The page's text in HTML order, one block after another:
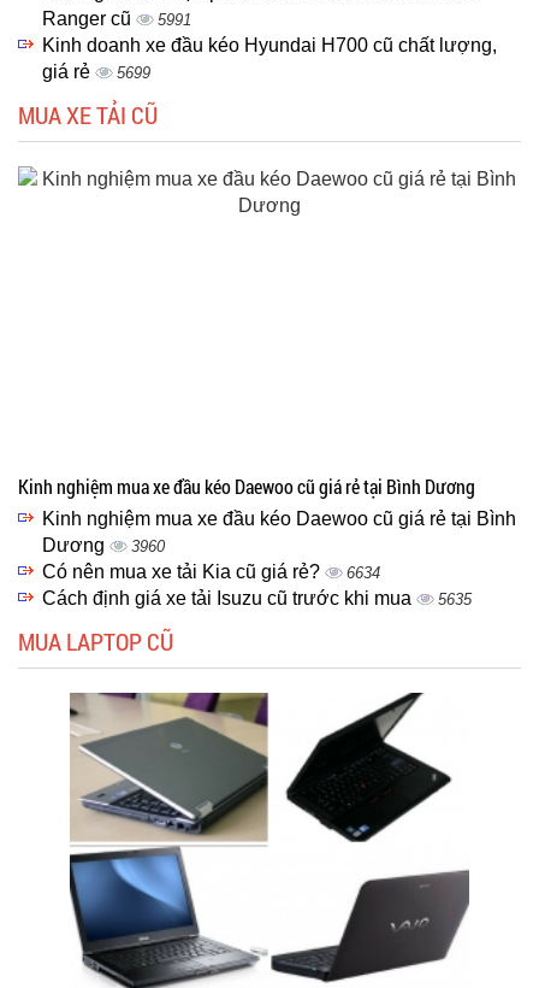
Ranger cũ
5991
Kinh doanh xe đầu kéo Hyundai H700 cũ chất lượng,
giá rẻ
5699
MUA XE TẢI CŨ
Kinh nghiệm mua xe đầu kéo Daewoo cũ giá rẻ tại Bình Dương
Kinh nghiệm mua xe đầu kéo Daewoo cũ giá rẻ tại Bình
Dương
3960
Có nên mua xe tải Kia cũ giá rẻ? 6634
Cách định giá xe tải Isuzu cũ trước khi mua 5635
MUA LAPTOP CŨ